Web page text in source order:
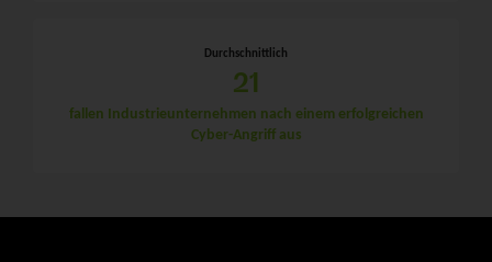
Durchschnittlich
21
fallen Industrieunternehmen nach einem erfolgreichen
Cyber-Angriff aus